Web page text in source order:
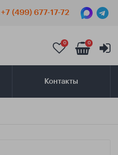
+7 (499) 677-17-72
0 0
Контакты